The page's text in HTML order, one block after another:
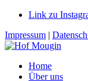
Link zu
Impressum |
Home
Über uns